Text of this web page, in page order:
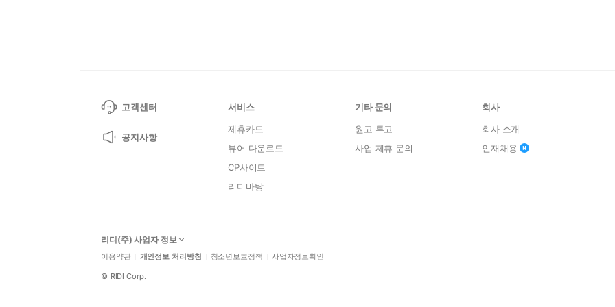
고객센터
공지사항
서비스
제휴카드
뷰어 다운로드
CP사이트
리디바탕
기타 문의
원고 투고
사업 제휴 문의
회사
회사 소개
인재채용
리디(주) 사업자 정보
이용약관 개인정보 처리방침 청소년보호정책 사업자정보확인
© RIDI Corp.